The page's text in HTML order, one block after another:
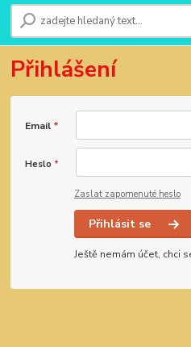
Přihlášení
Email *
Heslo *
Zaslat zapomenuté heslo
Přihlásit se
Ještě nemám účet, chci